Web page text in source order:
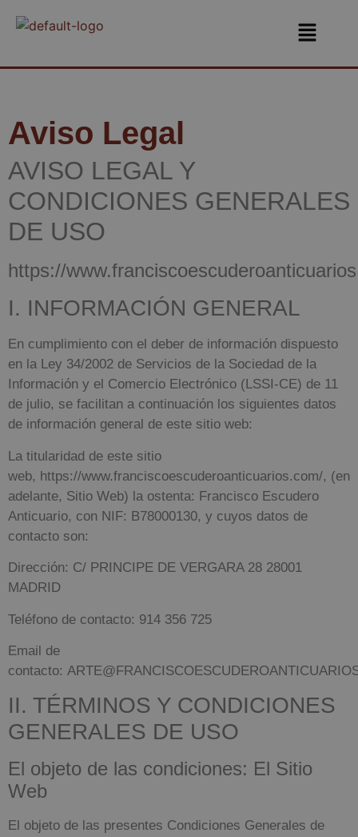
Aviso Legal
AVISO LEGAL Y
CONDICIONES GENERALES
DE USO
https://
I. INFORMACIÓN GENERAL
En cumplimiento con el deber de información dispuesto
en la Ley 34/2002 de Servicios de la Sociedad de la
Información y el Comercio Electrónico (LSSI-CE) de 11
de julio, se facilitan a continuación los siguientes datos
de información general de este sitio web:
La titularidad de este sitio
web, https://www.franciscoescuderoanticuarios.com/, (en
adelante, Sitio Web) la ostenta: Francisco Escudero
Anticuario, con NIF: B78000130, y cuyos datos de
contacto son:
Dirección: C/ PRINCIPE DE VERGARA 28 28001
MADRID
Teléfono de contacto: 914 356 725
Email de
contacto:
II. TÉRMINOS Y CONDICIONES
GENERALES DE USO
El objeto de las condiciones: El Sitio
Web
El objeto de las presentes Condiciones Generales de